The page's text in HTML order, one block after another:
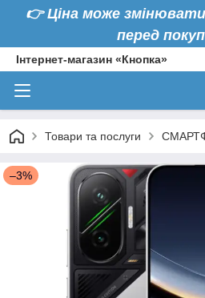
👉Ціна може
перед
Інтернет-магазин «Кнопка»
Товари та послуги
–3%